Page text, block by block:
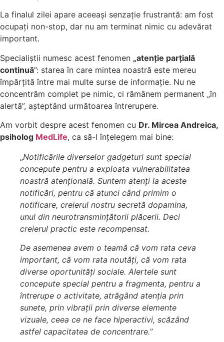
La finalul zilei apare aceeași senzație frustrantă: am fost
ocupați non-stop, dar nu am terminat nimic cu adevărat
important.
Specialiștii numesc acest fenomen „atenție parțială
continuă”: starea în care mintea noastră este mereu
împărțită între mai multe surse de informație. Nu ne
concentrăm complet pe nimic, ci rămânem permanent „în
alertă”, așteptând următoarea întrerupere.
Am vorbit despre acest fenomen cu Dr. Mircea Andreica,
psiholog MedLife, ca să-l înțelegem mai bine:
„Notificările diverselor gadgeturi sunt special
concepute pentru a exploata vulnerabilitatea
noastră atențională. Suntem atenți la aceste
notificări, pentru că atunci când primim o
notificare, creierul nostru secretă dopamina,
unul din neurotransmințătorii plăcerii. Deci
creierul practic este recompensat.
De asemenea avem o teamă că vom rata ceva
important, că vom rata noutăți, că vom rata
diverse oportunități sociale. Alertele sunt
concepute special pentru a fragmenta, pentru a
întrerupe o activitate, atrăgând atenția prin
sunete, prin vibrații prin diverse elemente
vizuale, ceea ce ne face hiperactivi, scăzând
astfel capacitatea de concentrare.”